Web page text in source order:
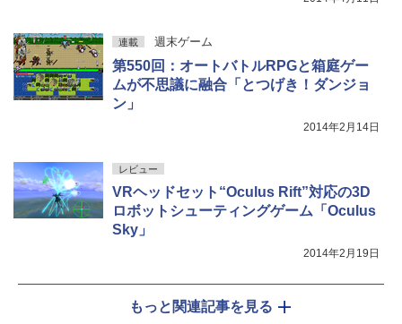
連載 週末ゲーム
第550回：オートバトルRPGと箱庭ゲー
ムが不思議に融合「とつげき！ダンジョ
ン」
2014年2月14日
レビュー
VRヘッドセット“Oculus Rift”対応の3D
ロボットシューティングゲーム「Oculus
Sky」
2014年2月19日
もっと関連記事を見る